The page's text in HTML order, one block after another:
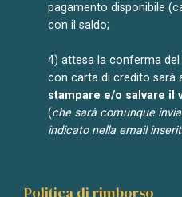
pagamento disponibile
con il saldo;
4) attesa la conferma
con carta di credito sarà
stampare e/o salvare il
(che sarà comunque
indicato nella email
Politica di rimborso